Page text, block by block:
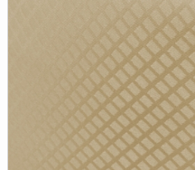
Как нас найти
Написать нам
Доверенность на
получение груза
Документы по работе с
персональными данными
Письмо руководителю
Вопросы и ответы